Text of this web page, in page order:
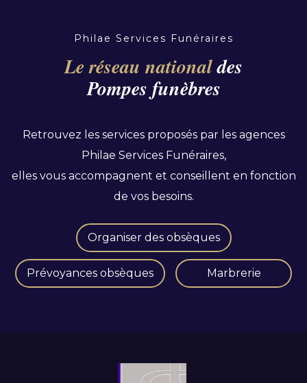
Philae Services Funéraires
Le réseau nationaldes
Pompes funèbres
Retrouvez les services proposés par les agences
Philae Services Funéraires,
elles vous accompagnent et conseillent en fonction
de vos besoins.
Organiser des obsèques
Prévoyances obsèques Marbrerie